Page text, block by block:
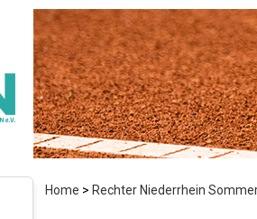
Home > Rechter Niederrhein